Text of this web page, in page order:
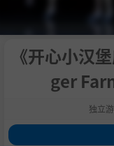
《开心小汉
ger
独立